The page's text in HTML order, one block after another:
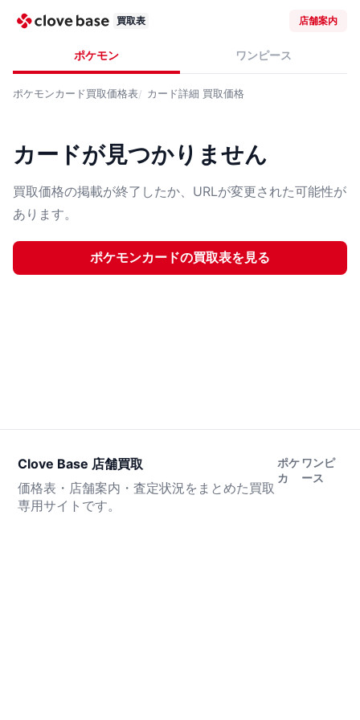
買取表 店舗案内
ポケモン ワンピース
ポケモンカード買取価格表 カード詳細 買取価格
カードが見つかりません
買取価格の掲載が終了したか、URLが変更された可能性が
あります。
ポケモンカードの買取表を見る
Clove Base 店舗買取
価格表・店舗案内・査定状況をまとめた買取
専用サイトです。
ポケ
カ
ワンピ
ース